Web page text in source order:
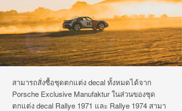
สามารถสั่งซื้อชุดตกแต่ง decal ทั้งหมดได้จาก
Porsche Exclusive Manufaktur ในส่วนของชุด
ตกแต่ง decal Rallye 1971 และ Rallye 1974 สามา